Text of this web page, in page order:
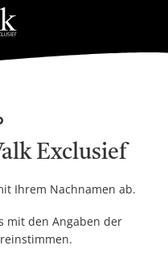
Exclusief
Ihrem Nachnamen ab.
mit den Angaben der